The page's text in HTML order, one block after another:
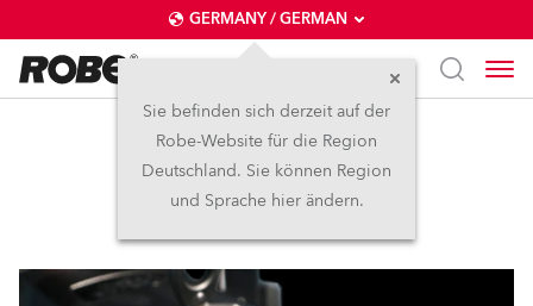
GERMANY / GERMAN
Sie befinden sich derzeit auf der
Robe-Website für die Region
Deutschland. Sie können Region
und Sprache hier ändern.
FIRM™